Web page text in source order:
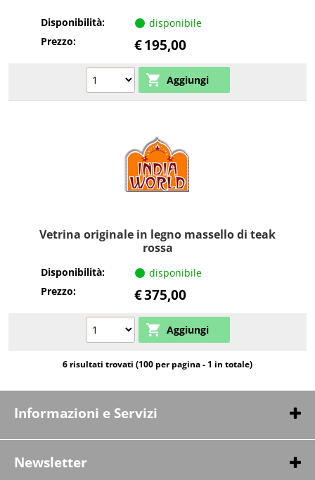
Disponibilità:
disponibile
Prezzo:
€195,00
Vetrina originale in legno massello di teak
rossa
Disponibilità:
disponibile
Prezzo:
€375,00
6 risultati trovati (100 per pagina - 1 in totale)
Informazioni e Servizi
Pagamenti & Spedizioni
Newsletter